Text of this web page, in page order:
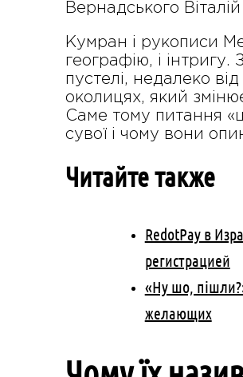
Вернадського
Кумран і рукописи
географію, і
пустелі, недалеко
околицях, який
Саме тому питання
сувої і чому вони
Читайте также
RedotPay в
регистрацией
«Ну шо,
желающих